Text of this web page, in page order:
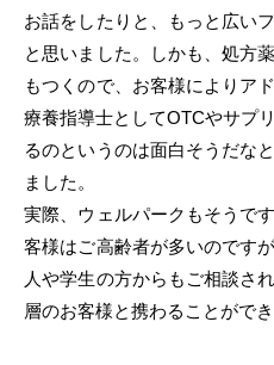
お話をしたりと、もっと広い
と思いました。しかも、処方
もつくので、お客様によりア
療養指導士としてOTCやサプ
るのというのは面白そうだな
ました。
実際、ウェルパークもそうで
客様はご高齢者が多いのです
人や学生の方からもご相談さ
層のお客様と携わることがで